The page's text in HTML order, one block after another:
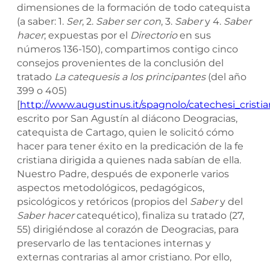
dimensiones de la formación de todo catequista
(a saber: 1. Ser, 2. Saber ser con, 3. Sabery 4. Saber
hacer; expuestas por el Directorioen sus
números 136-150), compartimos contigo cinco
consejos provenientes de la conclusión del
tratado La catequesis a los principantes(del año
399 o 405)
[http://www.augustinus.it/spagnolo/
escrito por San Agustín al diácono Deogracias,
catequista de Cartago, quien le solicitó cómo
hacer para tener éxito en la predicación de la fe
cristiana dirigida a quienes nada sabían de ella.
Nuestro Padre, después de exponerle varios
aspectos metodológicos, pedagógicos,
psicológicos y retóricos (propios del Sabery del
Saber hacercatequético), finaliza su tratado (27,
55) dirigiéndose al corazón de Deogracias, para
preservarlo de las tentaciones internas y
externas contrarias al amor cristiano. Por ello,